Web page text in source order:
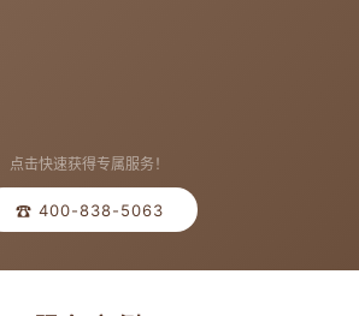
点击快速获得专属服务！
☎ 400-838-5063